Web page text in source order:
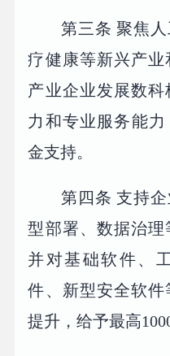
第三条 聚焦
疗健康等新兴产
产业企业发展数
力和专业服务能力
金支持。
第四条 支持
型部署、数据治理
并对基础软件、
件、新型安全软
提升，给予最高